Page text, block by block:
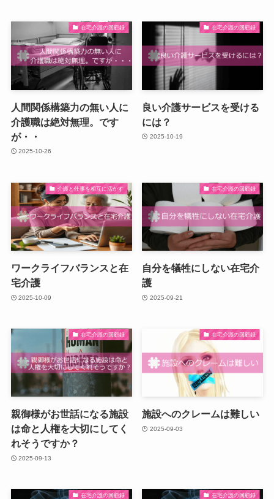
在宅介護の回顧録
人間関係構築力の無い人に
介護職は絶対無理。です
が・・
2025-10-26
在宅介護の回顧録
良い介護サービスを受ける
には？
2025-10-19
介護と仕事を相互に活かす
ワークライフバランスと在
宅介護
2025-10-09
在宅介護の回顧録
自分を犠牲にしない在宅介
護
2025-09-21
在宅介護の回顧録
親御様がお世話になる施設
は命と人権を大切にしてく
れそうですか？
2025-09-13
在宅介護の回顧録
施設へのクレームは難しい
2025-09-03
在宅介護の回顧録 在宅介護の回顧録